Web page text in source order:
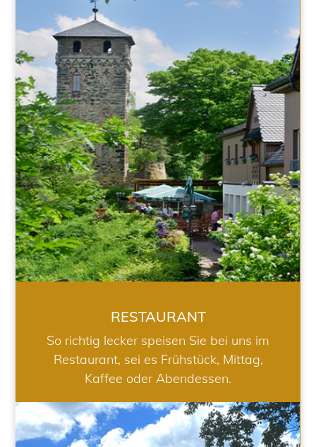
RESTAURANT
RESTAURANT
So richtig lecker speisen Sie bei uns im
Restaurant, sei es Frühstück, Mittag,
Kaffee oder Abendessen.